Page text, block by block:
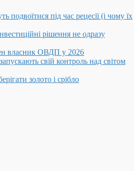
подвоїтися під час рецесії (і чому їх
рішення не одразу
власник ОВДП у 2026
свій контроль над світом
золото і срібло